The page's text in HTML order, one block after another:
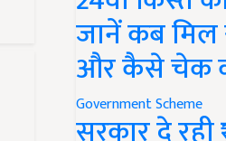
जानें कब मिल
और कैसे चेक
Government Scheme